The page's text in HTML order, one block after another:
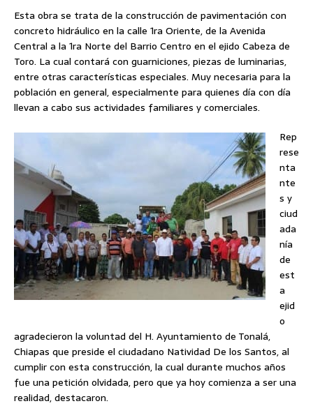
Esta obra se trata de la construcción de pavimentación con
concreto hidráulico en la calle 1ra Oriente, de la Avenida
Central a la 1ra Norte del Barrio Centro en el ejido Cabeza de
Toro. La cual contará con guarniciones, piezas de luminarias,
entre otras características especiales. Muy necesaria para la
población en general, especialmente para quienes día con día
llevan a cabo sus actividades familiares y comerciales.
Rep
rese
nta
nte
s y
ciud
ada
nía
de
est
a
ejid
o
agradecieron la voluntad del H. Ayuntamiento de Tonalá,
Chiapas que preside el ciudadano Natividad De los Santos, al
cumplir con esta construcción, la cual durante muchos años
fue una petición olvidada, pero que ya hoy comienza a ser una
realidad, destacaron.